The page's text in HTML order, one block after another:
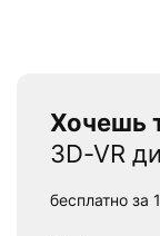
Хочешь
3D-VR
бесплатно за